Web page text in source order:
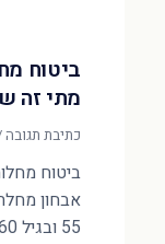
מתי זה
כתיבת תגובה
ביטוח
אבחון